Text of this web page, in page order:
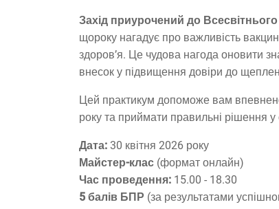
Захід приурочений до Всесвітнього
щороку нагадує про важливість
здоров’я. Це чудова нагода оновити
внесок у підвищення довіри до
Цей практикум допоможе вам
року та приймати правильні рішення у
Дата: 30 квітня 2026 року
Майстер-клас (формат онлайн)
Час проведення: 15.00 - 18.30
5 балів БПР (за результатами